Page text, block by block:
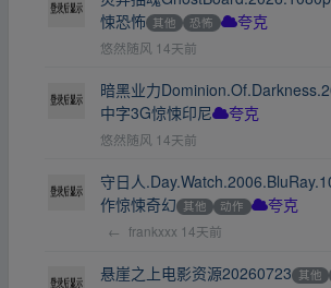
悚恐怖 其他 恐怖 夸克
悠然随风 14天前
暗黑业力
中字3G惊悚印尼
夸克
悠然随风 14天前
守日人
作惊悚奇幻 其他 动作 夸克
← frankxxx 14天前
悬崖之上电影资源20260723 其他